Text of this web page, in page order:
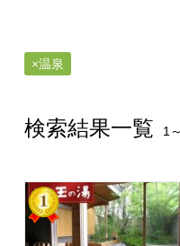
温泉
検索結果一覧 1